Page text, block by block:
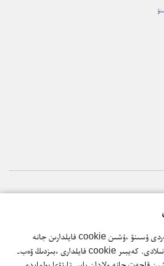
سىزگە ەڭ جاقسى مۇكىندىكتەردى ۇسىنۋ ءۇشىن cookie فايلدارىن جانە
ۇقساس تەحنولوگيالاردى قولدانىلادى. كەيبىر cookie فايلدارى ءبىزدىڭ ۆەب-